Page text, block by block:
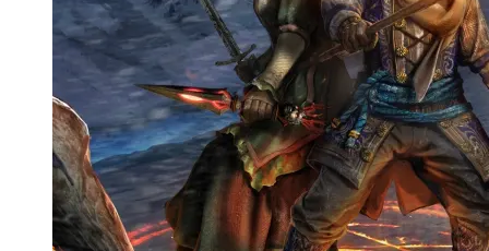
Корзина
Корзина пуста.